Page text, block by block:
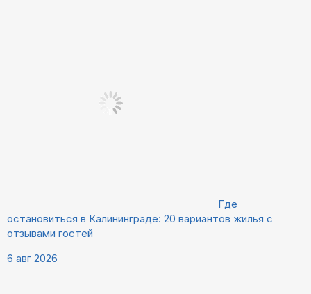
Где
остановиться в Калининграде: 20 вариантов жилья с
отзывами гостей
6 авг 2026